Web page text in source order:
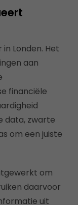
Londen. Het
aan
financiële
data, zwarte
om een juiste
om
daarvoor
uit